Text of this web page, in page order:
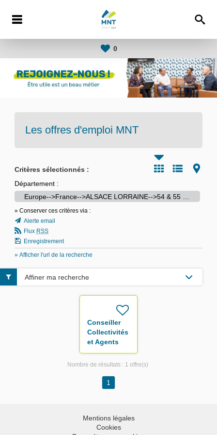
0
Les offres d'emploi MNT
Critères sélectionnés :
Département :
» Conserver ces critères via :
Alerte email
Flux RSS
Enregistrement
» Afficher l'url de la recherche
Conseiller
Collectivités
et Agents
F/H
Affiner ma recherche
Nombre de résultats : 1 offre(s)
1
Mentions légales
Cookies